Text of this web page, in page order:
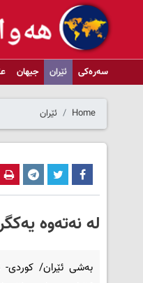
سەرەکی ئێران جیهان
Home ئێران
لە نەتەوە
بەشی ئێران/ کوردی-